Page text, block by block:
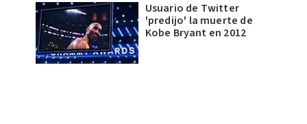
Usuario de Twitter
'predijo' la muerte de
Kobe Bryant en 2012